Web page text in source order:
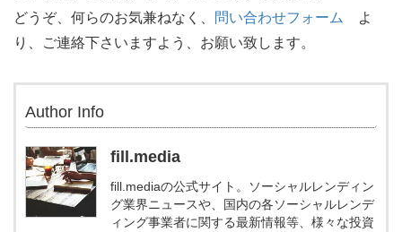
どうぞ、何らのお気兼ねなく、
問い合わせフォーム よ
り、ご連絡下さいますよう、お願い致します。
Author Info
fill.media
fill.mediaの公式サイト。ソーシャルレンディン
グ業界ニュースや、国内の各ソーシャルレンデ
ィング事業者に関する最新情報等、様々な投資